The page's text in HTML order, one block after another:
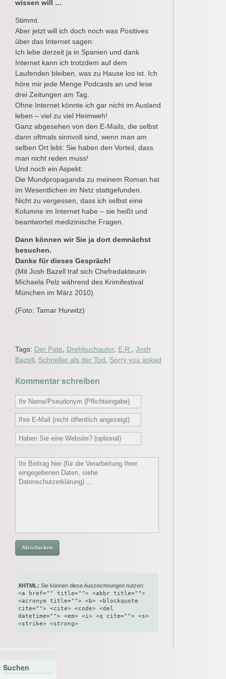
wissen will …
Stimmt.
Aber jetzt will ich doch noch was Positives
über das Internet sagen:
Ich lebe derzeit ja in Spanien und dank
Internet kann ich trotzdem auf dem
Laufenden bleiben, was zu Hause los ist. Ich
höre mir jede Menge Podcasts an und lese
drei Zeitungen am Tag.
Ohne Internet könnte ich gar nicht im Ausland
leben – viel zu viel Heimweh!
Ganz abgesehen von den E-Mails, die selbst
dann oftmals sinnvoll sind, wenn man am
selben Ort lebt: Sie haben den Vorteil, dass
man nicht reden muss!
Und noch ein Aspekt:
Die Mundpropaganda zu meinem Roman hat
im Wesentlichen im Netz stattgefunden.
Nicht zu vergessen, dass ich selbst eine
Kolumne im Internet habe – sie heißt und
beantwortet medizinische Fragen.
Dann können wir Sie ja dort demnächst
besuchen.
Danke für dieses Gespräch!
(Mit Josh Bazell traf sich Chefredakteurin
Michaela Pelz während des Krimifestival
München im März 2010).
(Foto: Tamar Hurwitz)
Tags: Der Pate Drehbuchautor, E.R.
Josh
Bazell
Schneller als der Tod Sorry you asked
Kommentar schreiben
XHTML: Sie können diese Auszeichnungen nutzen:
<a href="" title=""> <abbr title="">
<acronym title=""> <b> <blockquote
cite=""> <cite> <code> <del
datetime=""> <em> <i> <q cite=""> <s>
<strike> <strong>
Suchen